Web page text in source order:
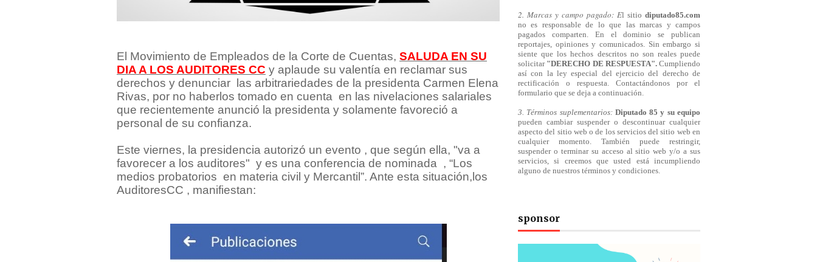
El Movimiento de Empleados de la Corte de Cuentas, SALUDA EN SU
DIA A LOS AUDITORES CC y aplaude su valentía en reclamar sus
derechos y denunciar
las arbitrariedades de la presidenta Carmen Elena
Rivas, por no haberlos tomado en cuenta en las nivelaciones salariales
que recientemente anunció la presidenta y solamente favoreció a
personal de su confianza.
Este viernes, la presidencia autorizó un evento , que según ella, "va a
favorecer a los auditores" y es una conferencia de nominada , “Los
medios probatorios en materia civil y Mercantil”. Ante esta situación,los
AuditoresCC , manifiestan:
2. Marcas y campo pagado: El sitio diputado85.com
no es responsable de lo que las marcas y campos
pagados comparten. En el dominio se publican
reportajes, opiniones y comunicados. Sin embargo si
siente que los hechos descritos no son reales puede
solicitar "DERECHO DE RESPUESTA".Cumpliendo
así con la ley especial del ejercicio del derecho de
rectificación o respuesta. Contactándonos por el
formulario que se deja a continuación.
3. Términos suplementarios: Diputado 85 y su equipo
pueden cambiar suspender o descontinuar cualquier
aspecto del sitio web o de los servicios del sitio web en
cualquier momento. También puede restringir,
suspender o terminar su acceso al sitio web y/o a sus
servicios, si creemos que usted está incumpliendo
alguno de nuestros términos y condiciones.
sponsor